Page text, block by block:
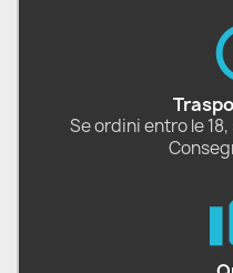
Se ordini entro le